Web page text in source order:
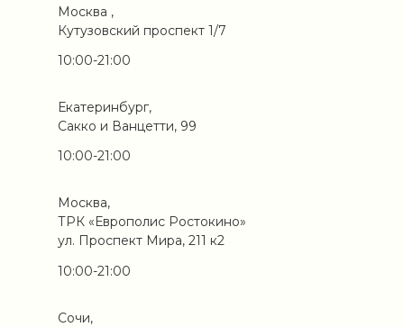
Сочи,
10:00-21:00
Москва,
ТРК «Европолис Ростокино»
ул. Проспект Мира, 211 к2
10:00-21:00
Екатеринбург,
Сакко и Ванцетти, 99
Москва ,
Кутузовский проспект 1/7
10:00-21:00